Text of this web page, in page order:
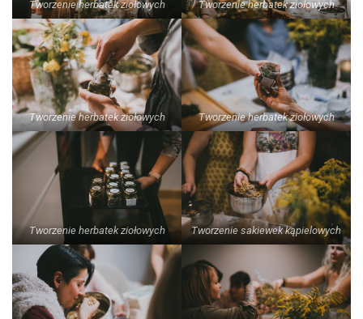
Tworzenie herbatek ziołowych Tworzenie herbatek ziołowych
Tworzenie herbatek ziołowych Tworzenie herbatek ziołowych
Tworzenie herbatek ziołowych Tworzenie sakiewek kąpielowych